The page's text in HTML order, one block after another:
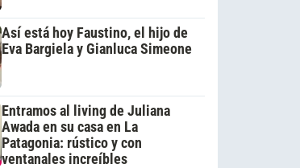
Así está hoy Faustino, el hijo de
Eva Bargiela y Gianluca Simeone
Entramos al living de Juliana
Awada en su casa en La
Patagonia: rústico y con
ventanales increíbles